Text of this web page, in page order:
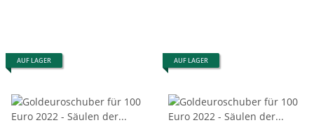
AUF LAGER AUF LAGER